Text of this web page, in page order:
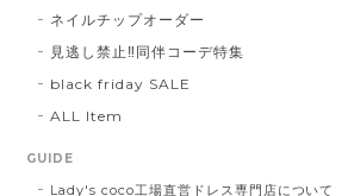
ネイルチップオーダー
見逃し禁止‼同伴コーデ特集
black friday SALE
ALL Item
GUIDE
Lady's coco工場直営ドレス専門店について